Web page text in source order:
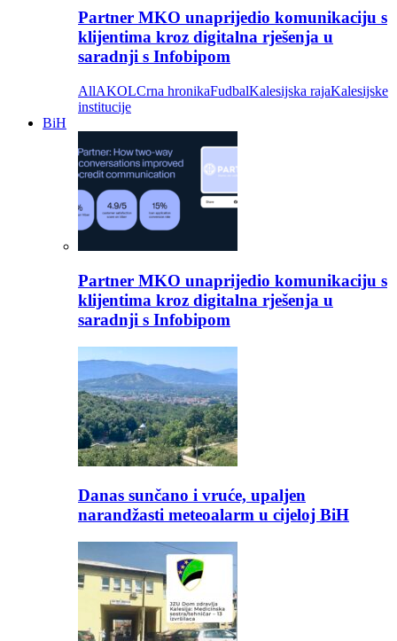
Partner MKO unaprijedio komunikaciju s
klijentima kroz digitalna rješenja u
saradnji s Infobipom
AllAKOLCrna hronikaFudbalKalesijska rajaKalesijske
institucije
BiH
Partner MKO unaprijedio komunikaciju s
klijentima kroz digitalna rješenja u
saradnji s Infobipom
Danas sunčano i vruće, upaljen
narandžasti meteoalarm u cijeloj BiH